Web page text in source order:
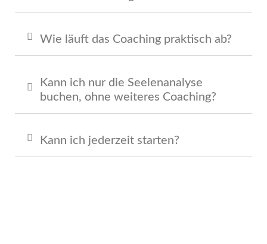
Wie läuft das Coaching praktisch ab?
Kann ich nur die Seelenanalyse
buchen, ohne weiteres Coaching?
Kann ich jederzeit starten?